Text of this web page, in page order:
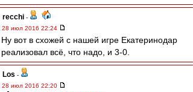
recchi -
28 июл 2016 22:24
Ну вот в схожей с нашей игре Екатеринодар
реализовал всё, что надо, и 3-0.
Los -
28 июл 2016 22:20